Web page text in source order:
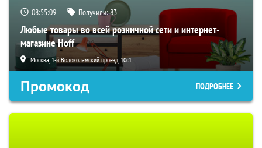
08:55:08 Получили:83
Любые товары во всей розничной сети и интернет-
магазине Hoff
Москва, 1-й Волоколамский проезд, 10с1
Промокод ПОДРОБНЕЕ